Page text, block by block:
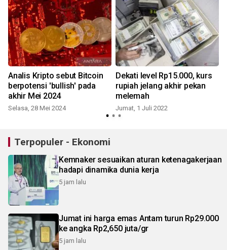
Analis Kripto sebut Bitcoin
berpotensi 'bullish' pada
akhir Mei 2024
Selasa, 28 Mei 2024
Dekati level Rp15.000, kurs
rupiah jelang akhir pekan
melemah
Jumat, 1 Juli 2022
Terpopuler - Ekonomi
Kemnaker sesuaikan aturan ketenagakerjaan
hadapi dinamika dunia kerja
5 jam lalu
Jumat ini harga emas Antam turun Rp29.000
ke angka Rp2,650 juta/gr
5 jam lalu